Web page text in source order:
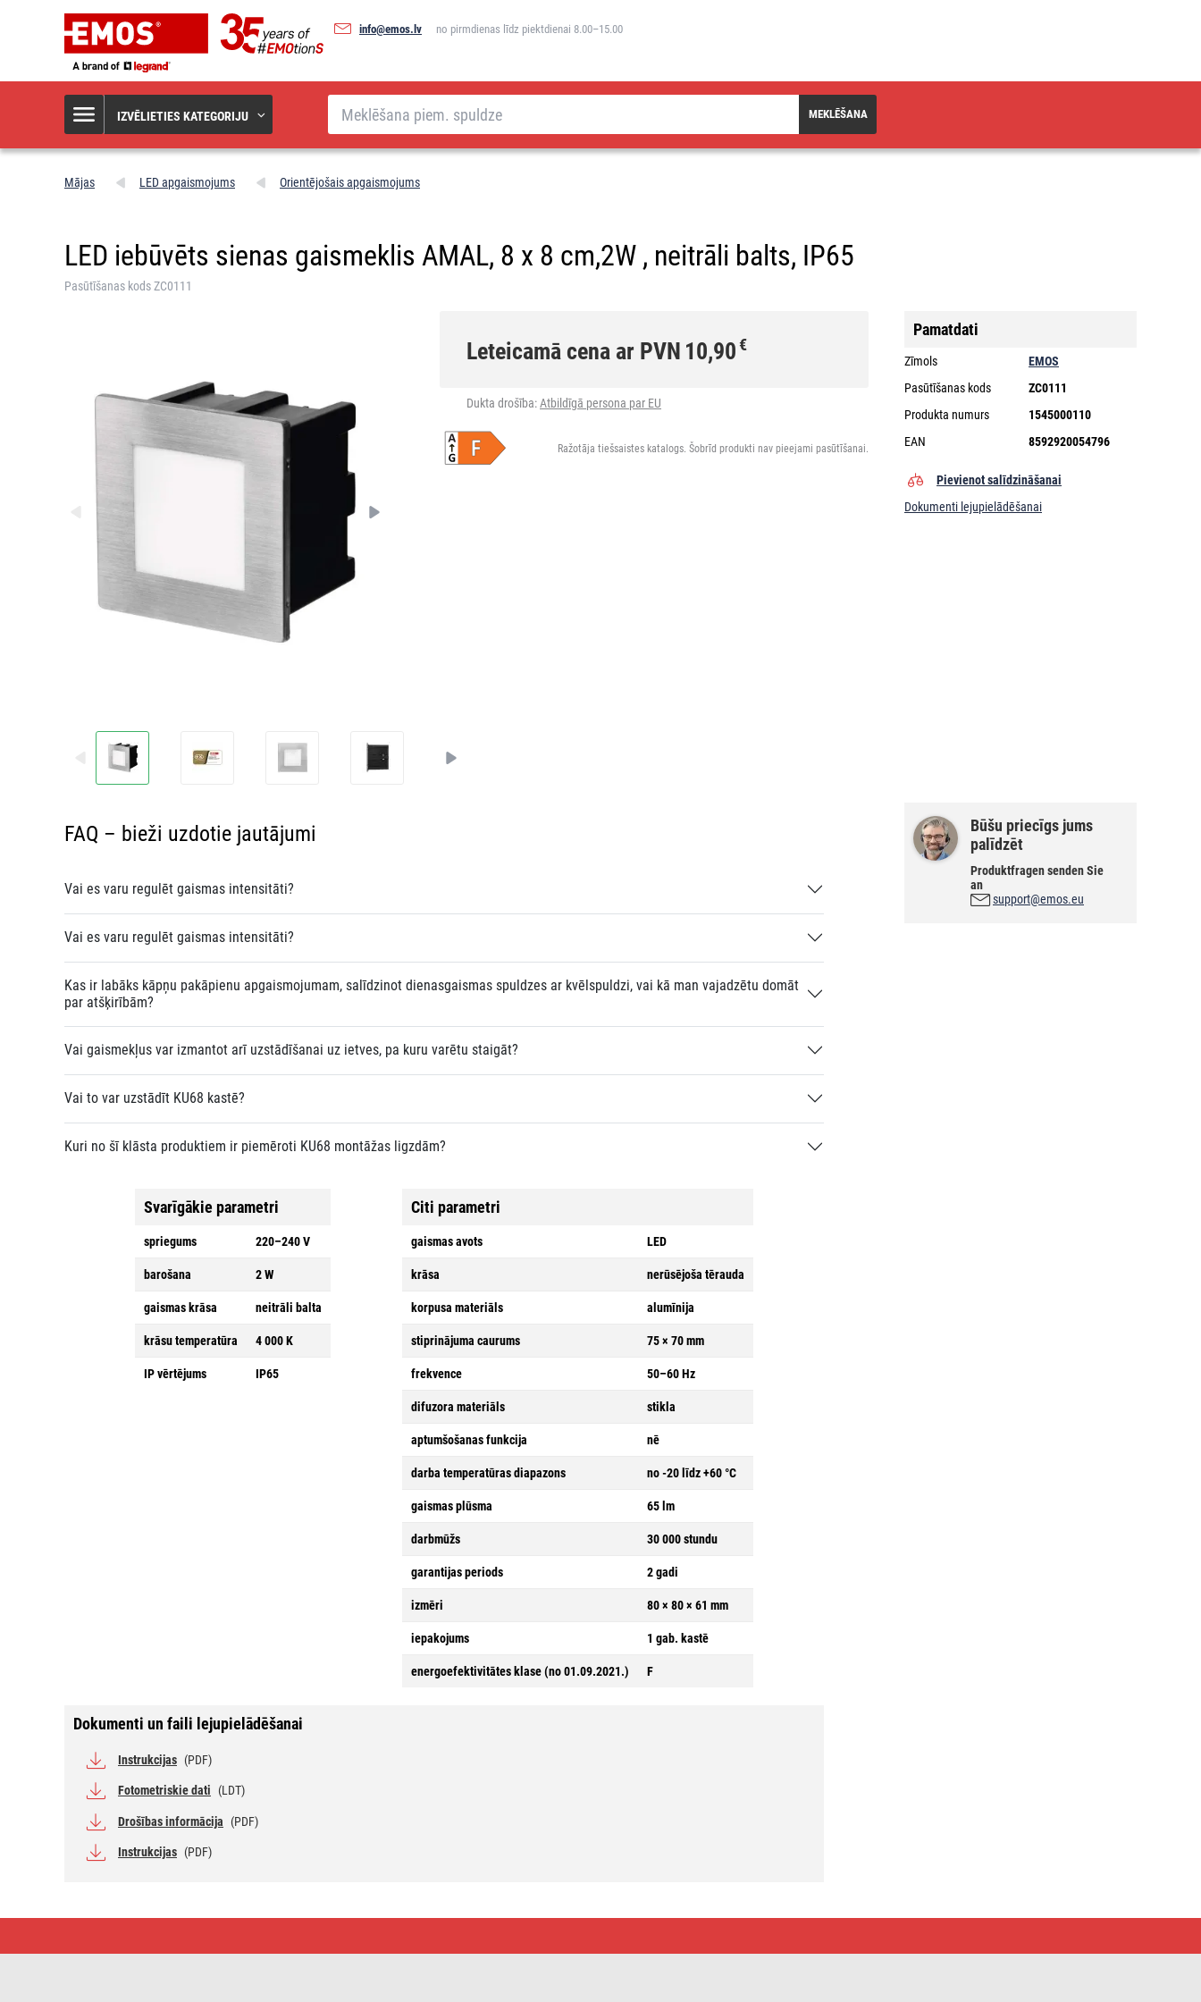
info@emos.lv no pirmdienas līdz piektdienai 8.00–15.00
IZVĒLIETIES KATEGORIJU
Meklēšana
MEKLĒŠANA
Mājas LED apgaismojums Orientējošais apgaismojums
LED iebūvēts sienas gaismeklis AMAL, 8 x 8 cm,2W , neitrāli balts, IP65
Pasūtīšanas kods ZC0111
Leteicamā cena ar PVN 10,90€
Dukta drošība:Atbildīgā persona par EU
Ražotāja tiešsaistes katalogs. Šobrīd produkti nav pieejami pasūtīšanai.
Pamatdati
Zīmols
EMOS
Pasūtīšanas kods
ZC0111
Produkta numurs
1545000110
EAN
8592920054796
Pievienot salīdzināšanai
Dokumenti lejupielādēšanai
FAQ – bieži uzdotie jautājumi
Vai es varu regulēt gaismas intensitāti?
Vai es varu regulēt gaismas intensitāti?
Kas ir labāks kāpņu pakāpienu apgaismojumam, salīdzinot dienasgaismas spuldzes ar kvēlspuldzi, vai kā man vajadzētu domāt
par atšķirībām?
Vai gaismekļus var izmantot arī uzstādīšanai uz ietves, pa kuru varētu staigāt?
Vai to var uzstādīt KU68 kastē?
Kuri no šī klāsta produktiem ir piemēroti KU68 montāžas ligzdām?
Svarīgākie parametri
spriegums 220–240 V
barošana 2 W
gaismas krāsa neitrāli balta
krāsu temperatūra 4 000 K
IP vērtējums IP65
Citi parametri
gaismas avots LED
krāsa nerūsējoša tērauda
korpusa materiāls alumīnija
stiprinājuma caurums 75 × 70 mm
frekvence 50–60 Hz
difuzora materiāls stikla
aptumšošanas funkcija nē
darba temperatūras diapazons no -20 līdz +60 °C
gaismas plūsma 65 lm
darbmūžs 30 000 stundu
garantijas periods 2 gadi
izmēri 80 × 80 × 61 mm
iepakojums 1 gab. kastē
energoefektivitātes klase (no 01.09.2021.) F
Dokumenti un faili lejupielādēšanai
Instrukcijas (PDF)
Fotometriskie dati (LDT)
Drošības informācija (PDF)
Instrukcijas (PDF)
Būšu priecīgs jums
palīdzēt
Produktfragen senden Sie
an
support@emos.eu
sienas